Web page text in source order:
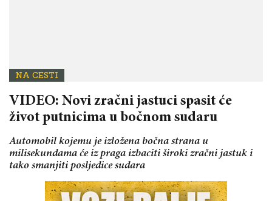
NA CESTI
VIDEO: Novi zračni jastuci spasit će
život putnicima u bočnom sudaru
Automobil kojemu je izložena bočna strana u
milisekundama će iz praga izbaciti široki zračni jastuk i
tako smanjiti posljedice sudara